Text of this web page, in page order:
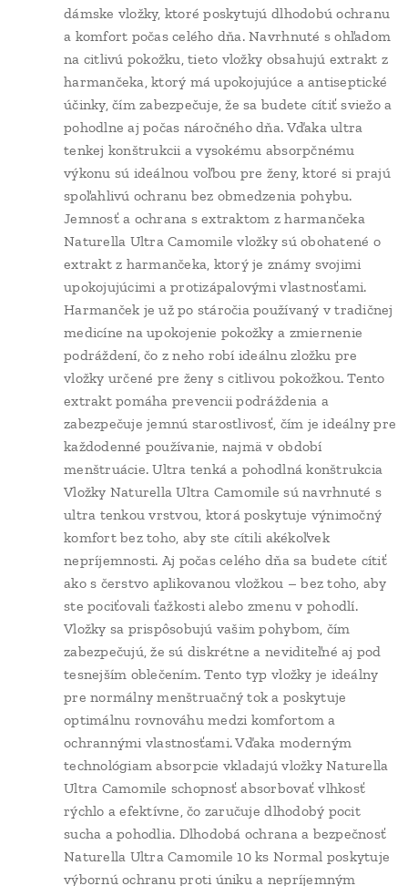
dámske vložky, ktoré poskytujú dlhodobú ochranu
a komfort počas celého dňa. Navrhnuté s ohľadom
na citlivú pokožku, tieto vložky obsahujú extrakt z
harmančeka, ktorý má upokojujúce a antiseptické
účinky, čím zabezpečuje, že sa budete cítiť sviežo a
pohodlne aj počas náročného dňa. Vďaka ultra
tenkej konštrukcii a vysokému absorpčnému
výkonu sú ideálnou voľbou pre ženy, ktoré si prajú
spoľahlivú ochranu bez obmedzenia pohybu.
Jemnosť a ochrana s extraktom z harmančeka
Naturella Ultra Camomile vložky sú obohatené o
extrakt z harmančeka, ktorý je známy svojimi
upokojujúcimi a protizápalovými vlastnosťami.
Harmanček je už po stáročia používaný v tradičnej
medicíne na upokojenie pokožky a zmiernenie
podráždení, čo z neho robí ideálnu zložku pre
vložky určené pre ženy s citlivou pokožkou. Tento
extrakt pomáha prevencii podráždenia a
zabezpečuje jemnú starostlivosť, čím je ideálny pre
každodenné používanie, najmä v období
menštruácie. Ultra tenká a pohodlná konštrukcia
Vložky Naturella Ultra Camomile sú navrhnuté s
ultra tenkou vrstvou, ktorá poskytuje výnimočný
komfort bez toho, aby ste cítili akékoľvek
nepríjemnosti. Aj počas celého dňa sa budete cítiť
ako s čerstvo aplikovanou vložkou – bez toho, aby
ste pociťovali ťažkosti alebo zmenu v pohodlí.
Vložky sa prispôsobujú vašim pohybom, čím
zabezpečujú, že sú diskrétne a neviditeľné aj pod
tesnejším oblečením. Tento typ vložky je ideálny
pre normálny menštruačný tok a poskytuje
optimálnu rovnováhu medzi komfortom a
ochrannými vlastnosťami. Vďaka moderným
technológiam absorpcie vkladajú vložky Naturella
Ultra Camomile schopnosť absorbovať vlhkosť
rýchlo a efektívne, čo zaručuje dlhodobý pocit
sucha a pohodlia. Dlhodobá ochrana a bezpečnosť
Naturella Ultra Camomile 10 ks Normal poskytuje
výbornú ochranu proti úniku a nepríjemným